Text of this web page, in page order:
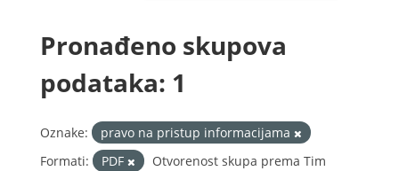
Pronađeno skupova
podataka: 1
Oznake:
pravo na pristup informacijama
Formati:
PDF
Otvorenost skupa prema Tim